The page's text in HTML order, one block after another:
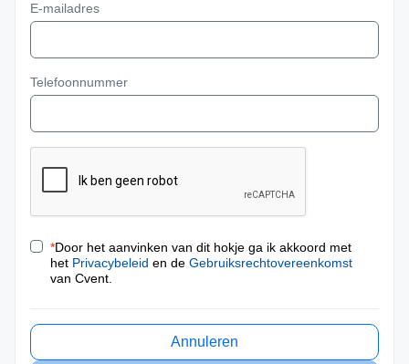
E-mailadres
Telefoonnummer
*Door het aanvinken van dit hokje ga ik akkoord met
het Privacybeleid en de Gebruiksrechtovereenkomst
van Cvent.
Annuleren